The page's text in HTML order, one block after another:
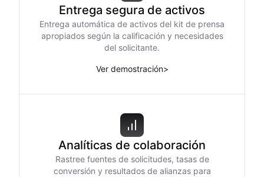
Entrega segura de activos
Entrega automática de activos del kit de prensa
apropiados según la calificación y necesidades
del solicitante.
Ver demostración>
Analíticas de colaboración
Rastree fuentes de solicitudes, tasas de
conversión y resultados de alianzas para